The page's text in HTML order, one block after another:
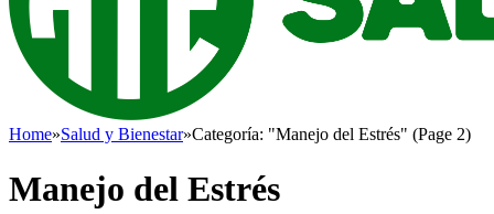
Home»Salud y Bienestar»Categoría: "Manejo del Estrés" (Page 2)
Manejo del Estrés